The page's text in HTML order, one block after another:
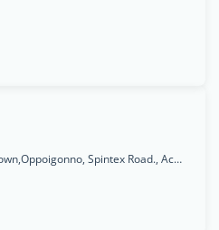
53 Komietteh St. Coastal Down,Oppoigonno, Spintex Road., Accra